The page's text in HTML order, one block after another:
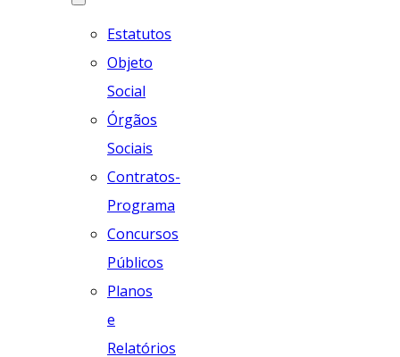
Estatutos
Objeto
Social
Órgãos
Sociais
Contratos-
Programa
Concursos
Públicos
Planos
e
Relatórios